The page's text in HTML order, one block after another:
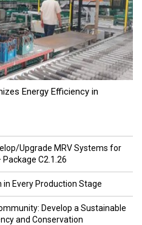
Energy Efficiency in
Upgrade MRV Systems for
C2.1.26
Every Production Stage
Develop a Sustainable
and Conservation